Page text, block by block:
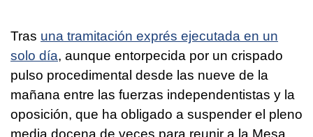
Tras una tramitación exprés ejecutada en un
solo día, aunque entorpecida por un crispado
pulso procedimental desde las nueve de la
mañana entre las fuerzas independentistas y la
oposición, que ha obligado a suspender el pleno